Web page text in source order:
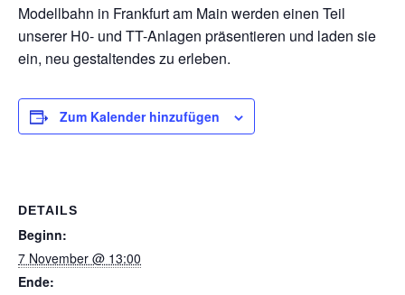
Modellbahn in Frankfurt am Main werden einen Teil
unserer H0- und TT-Anlagen präsentieren und laden sie
ein, neu gestaltendes zu erleben.
Zum Kalender hinzufügen
DETAILS
Beginn:
7 November @ 13:00
Ende: